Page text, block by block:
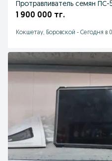
Протравливатель семян
1 900 000 тг.
Кокшетау, Боровской - Сегодня в